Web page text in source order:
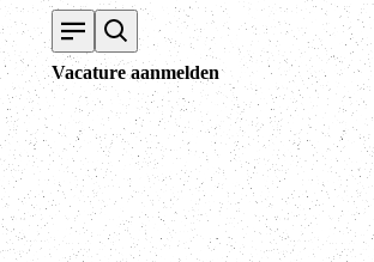
Vacature aanmelden